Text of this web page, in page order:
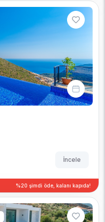
İncele
%20 şimdi öde, kalanı kapıda!